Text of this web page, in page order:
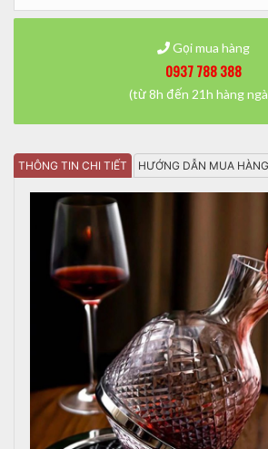
Gọi mua hàng
0937 788 388
(từ 8h đến 21h hàng
THÔNG TIN CHI TIẾT HƯỚNG DẪN MUA HÀNG